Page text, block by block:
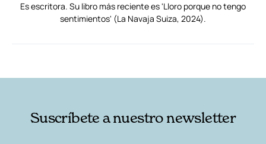
Es escritora. Su libro más reciente es 'Lloro porque no tengo
sentimientos' (La Navaja Suiza, 2024).
Suscríbete a nuestro newsletter